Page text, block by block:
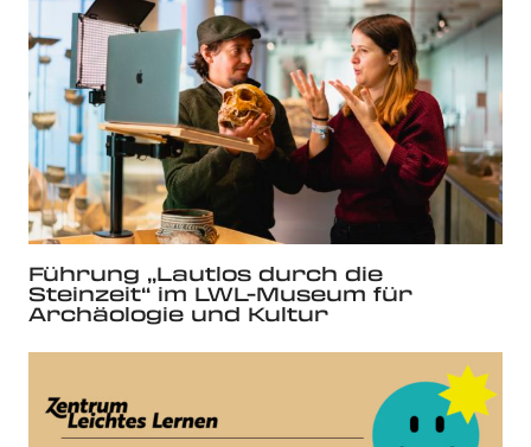
Führung „Lautlos durch die
Steinzeit“ im LWL-Museum für
Archäologie und Kultur